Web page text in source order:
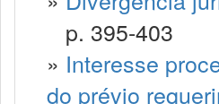
p. 395-403
» Interesse
do prévio